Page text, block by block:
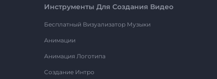
Инструменты Для Создания Видео
Бесплатный Визуализатор Музыки
Анимации
Анимация Логотипа
Создание Интро